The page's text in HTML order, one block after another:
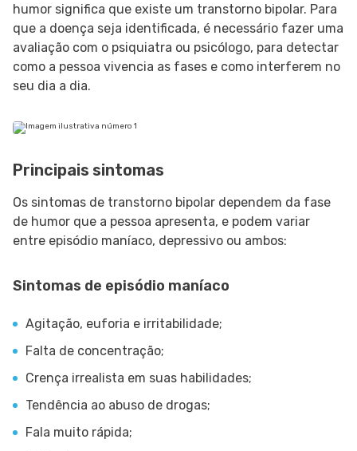
humor significa que existe um transtorno bipolar. Para
que a doença seja identificada, é necessário fazer uma
avaliação com o psiquiatra ou psicólogo, para detectar
como a pessoa vivencia as fases e como interferem no
seu dia a dia.
Principais sintomas
Os sintomas de transtorno bipolar dependem da fase
de humor que a pessoa apresenta, e podem variar
entre episódio maníaco, depressivo ou ambos:
Sintomas de episódio maníaco
Agitação, euforia e irritabilidade;
Falta de concentração;
Crença irrealista em suas habilidades;
Tendência ao abuso de drogas;
Fala muito rápida;